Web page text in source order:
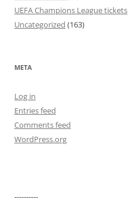
UEFA Champions League tickets
Uncategorized (163)
META
Log in
Entries feed
Comments feed
WordPress.org
----------